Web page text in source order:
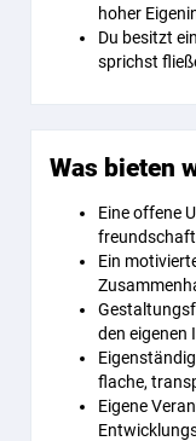
hoher
Du besitzt
sprichst
Was bieten
Eine offene
Ein
den eigenen
flache,
Eigene